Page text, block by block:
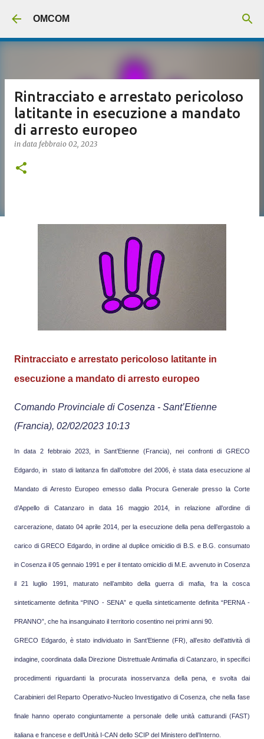
OMCOM
Rintracciato e arrestato pericoloso
latitante in esecuzione a mandato
di arresto europeo
in data febbraio 02, 2023
Rintracciato e arrestato pericoloso latitante in
esecuzione a mandato di arresto europeo
Comando Provinciale di Cosenza - Sant’Etienne
(Francia), 02/02/2023 10:13
In data 2 febbraio 2023, in Sant’Etienne (Francia), nei confronti di GRECO
Edgardo, in stato di latitanza fin dall’ottobre del 2006, è stata data esecuzione al
Mandato di Arresto Europeo emesso dalla Procura Generale presso la Corte
d’Appello di Catanzaro in data 16 maggio 2014, in relazione all’ordine di
carcerazione, datato 04 aprile 2014, per la esecuzione della pena dell’ergastolo a
carico di GRECO Edgardo, in ordine al duplice omicidio di B.S. e B.G. consumato
in Cosenza il 05 gennaio 1991 e per il tentato omicidio di M.E. avvenuto in Cosenza
il 21 luglio 1991, maturato nell’ambito della guerra di mafia, fra la cosca
sinteticamente definita “PINO - SENA” e quella sinteticamente definita “PERNA -
PRANNO”, che ha insanguinato il territorio cosentino nei primi anni 90.
GRECO Edgardo, è stato individuato in Sant’Etienne (FR), all’esito dell’attività di
indagine, coordinata dalla Direzione Distrettuale Antimafia di Catanzaro, in specifici
procedimenti riguardanti la procurata inosservanza della pena, e svolta dai
Carabinieri del Reparto Operativo-Nucleo Investigativo di Cosenza, che nella fase
finale hanno operato congiuntamente a personale delle unità catturandi (FAST)
italiana e francese e dell’Unità I-CAN dello SCIP del Ministero dell’Interno.